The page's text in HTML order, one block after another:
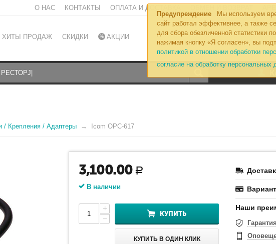
Предупреждение
Мы используем
сайт работал эффективнее, а также
для сбора обезличенной статистики
нажимая кнопку «Я согласен», вы
политикой в отношении обработки
согласие на обработку персональных
О НАС КОНТАКТЫ ОПЛАТА И ДОСТАВКА
ХИТЫ ПРОДАЖ СКИДКИ АКЦИИ
/ Крепления / Адаптеры Icom OPC-617
3,100.00 Р
В наличии
+
−
КУПИТЬ
КУПИТЬ В ОДИН КЛИК
Наши